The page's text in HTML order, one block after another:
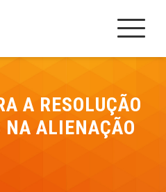
A RESOLUÇÃO
NA ALIENAÇÃO